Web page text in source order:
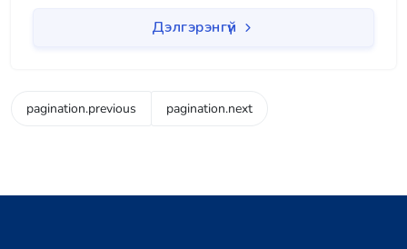
Дэлгэрэнгүй
pagination.previous pagination.next